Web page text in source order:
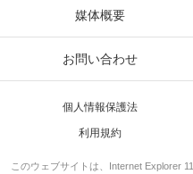
媒体概要
お問い合わせ
個人情報保護法
利用規約
このウェブサイトは、Internet Explorer